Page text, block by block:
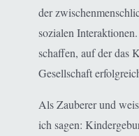
der
sozialen
schaffen, auf der das
Gesellschaft
Als Zauberer und
ich sagen: